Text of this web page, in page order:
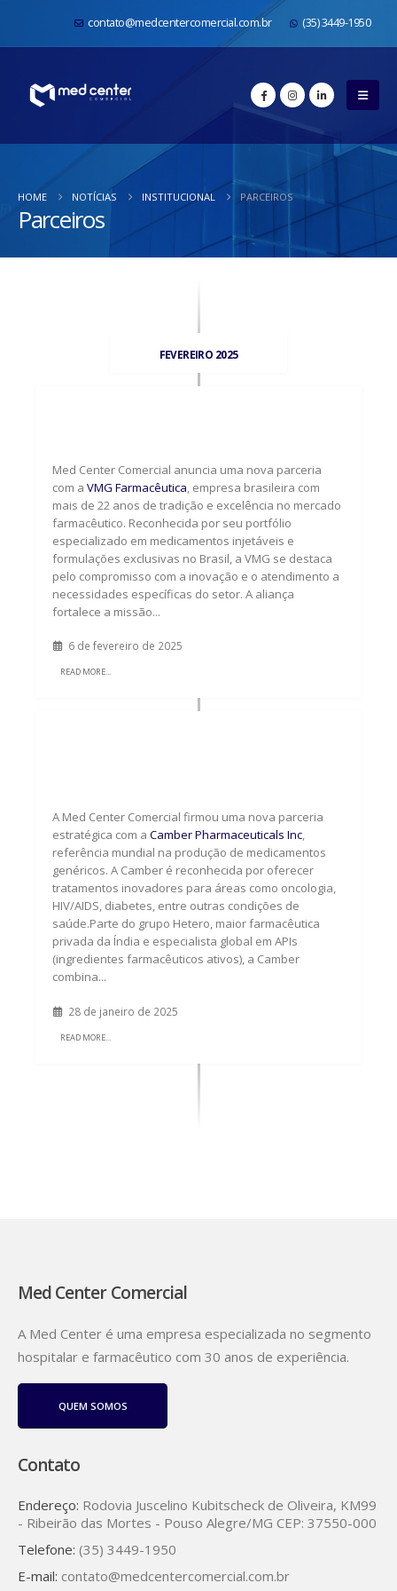
contato@medcentercomercial.com.br (35) 3449-1950
HOME NOTÍCIAS INSTITUCIONAL PARCEIROS
Parceiros
FEVEREIRO 2025
Med Center Comercial anuncia uma nova parceria
com aVMG Farmacêutica, empresa brasileira com
mais de 22 anos de tradição e excelência no mercado
farmacêutico. Reconhecida por seu portfólio
especializado em medicamentos injetáveis e
formulações exclusivas no Brasil, a VMG se destaca
pelo compromisso com a inovação e o atendimento a
necessidades específicas do setor. A aliança
fortalece a missão...
6 de fevereiro de 2025
READ MORE...
A Med Center Comercial firmou uma nova parceria
estratégica com aCamber Pharmaceuticals Inc,
referência mundial na produção de medicamentos
genéricos. A Camber é reconhecida por oferecer
tratamentos inovadores para áreas como oncologia,
HIV/AIDS, diabetes, entre outras condições de
saúde.Parte do grupo Hetero, maior farmacêutica
privada da Índia e especialista global em APIs
(ingredientes farmacêuticos ativos), a Camber
combina...
28 de janeiro de 2025
READ MORE...
Med Center Comercial
A Med Center é uma empresa especializada no segmento
hospitalar e farmacêutico com 30 anos de experiência.
QUEM SOMOS
Contato
Endereço: Rodovia Juscelino Kubitscheck de Oliveira, KM99
- Ribeirão das Mortes - Pouso Alegre/MG CEP: 37550-000
Telefone: (35) 3449-1950
E-mail: contato@medcentercomercial.com.br